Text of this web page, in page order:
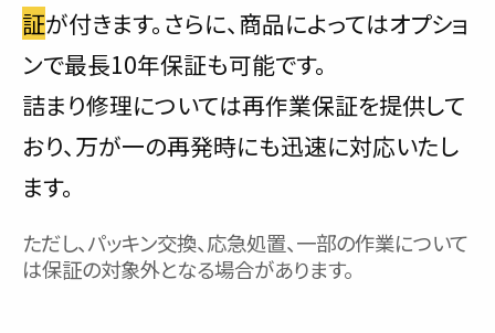
証が付きます。さらに、商品によってはオプショ
ンで最長10年保証も可能です。
詰まり修理については再作業保証を提供して
おり、万が一の再発時にも迅速に対応いたし
ます。
ただし、パッキン交換、応急処置、一部の作業について
は保証の対象外となる場合があります。